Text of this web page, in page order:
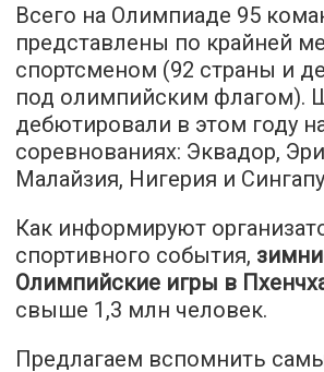
Всего на Олимпиаде 95
представлены по крайней
спортсменом (92 страны и
под олимпийским флагом).
дебютировали в этом году
соревнованиях: Эквадор,
Малайзия, Нигерия и
Как информируют
спортивного события,
Олимпийские игры в
свыше 1,3 млн человек.
Предлагаем вспомнить